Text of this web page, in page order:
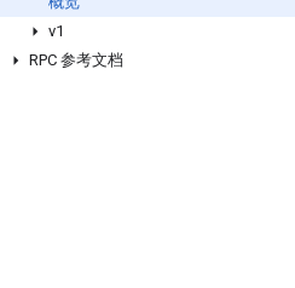
v1
RPC 参考文档